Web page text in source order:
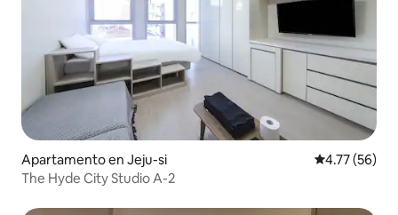
Apartamento en Jeju-si Calificación
4.77 (56)
The Hyde City Studio A-2